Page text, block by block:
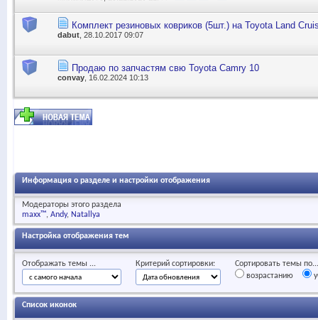
Комплект резиновых ковриков (5шт.) на Toyota Land
dabut, 28.10.2017 09:07
Продаю по запчастям свю Toyota Camry 10
convay , 16.02.2024 10:13
Информация о разделе и настройки отображения
Модераторы этого раздела
maxx™ Andy Natallya
Настройка отображения тем
Отображать темы ... Критерий сортировки:
Сортировать темы по...
возрастанию
Список иконок